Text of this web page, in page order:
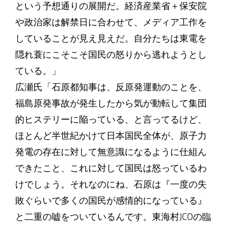
という予想通りの展開だ。経済産業省＋保安院
や政治家は解禁日に合わせて、メディア工作を
していることが見え見えだ。自分たちは東電を
隠れ蓑にこそこそ国民の怒りから逃れようとし
ている。」
広瀬氏「石原都知事は、反原発運動のことを、
福島原発事故が発生したから気が動転して集団
的ヒステリーに陥っている、と言ってるけど、
ほとんど半世紀かけて日本国民全体が、原子力
発電の存在に対して無意識になるように仕組ん
できたこと、これに対して国民は怒っているわ
けでしょう。それなのにね、石原は『一度の失
敗ぐらいで多くの国民が感情的になっている』
と二重の嘘をついているんです。東海村JCOの臨